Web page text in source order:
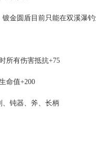
金圆盾目前只能在双溪瀑钓
所有伤害抵抗+75
命值+200
钝器、斧、长柄